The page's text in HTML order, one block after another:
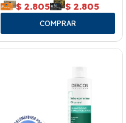
$ 2.805 $ 2.805